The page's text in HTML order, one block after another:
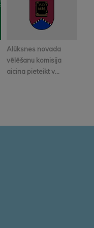
Alūksnes novada
vēlēšanu komisija
aicina pieteikt v...